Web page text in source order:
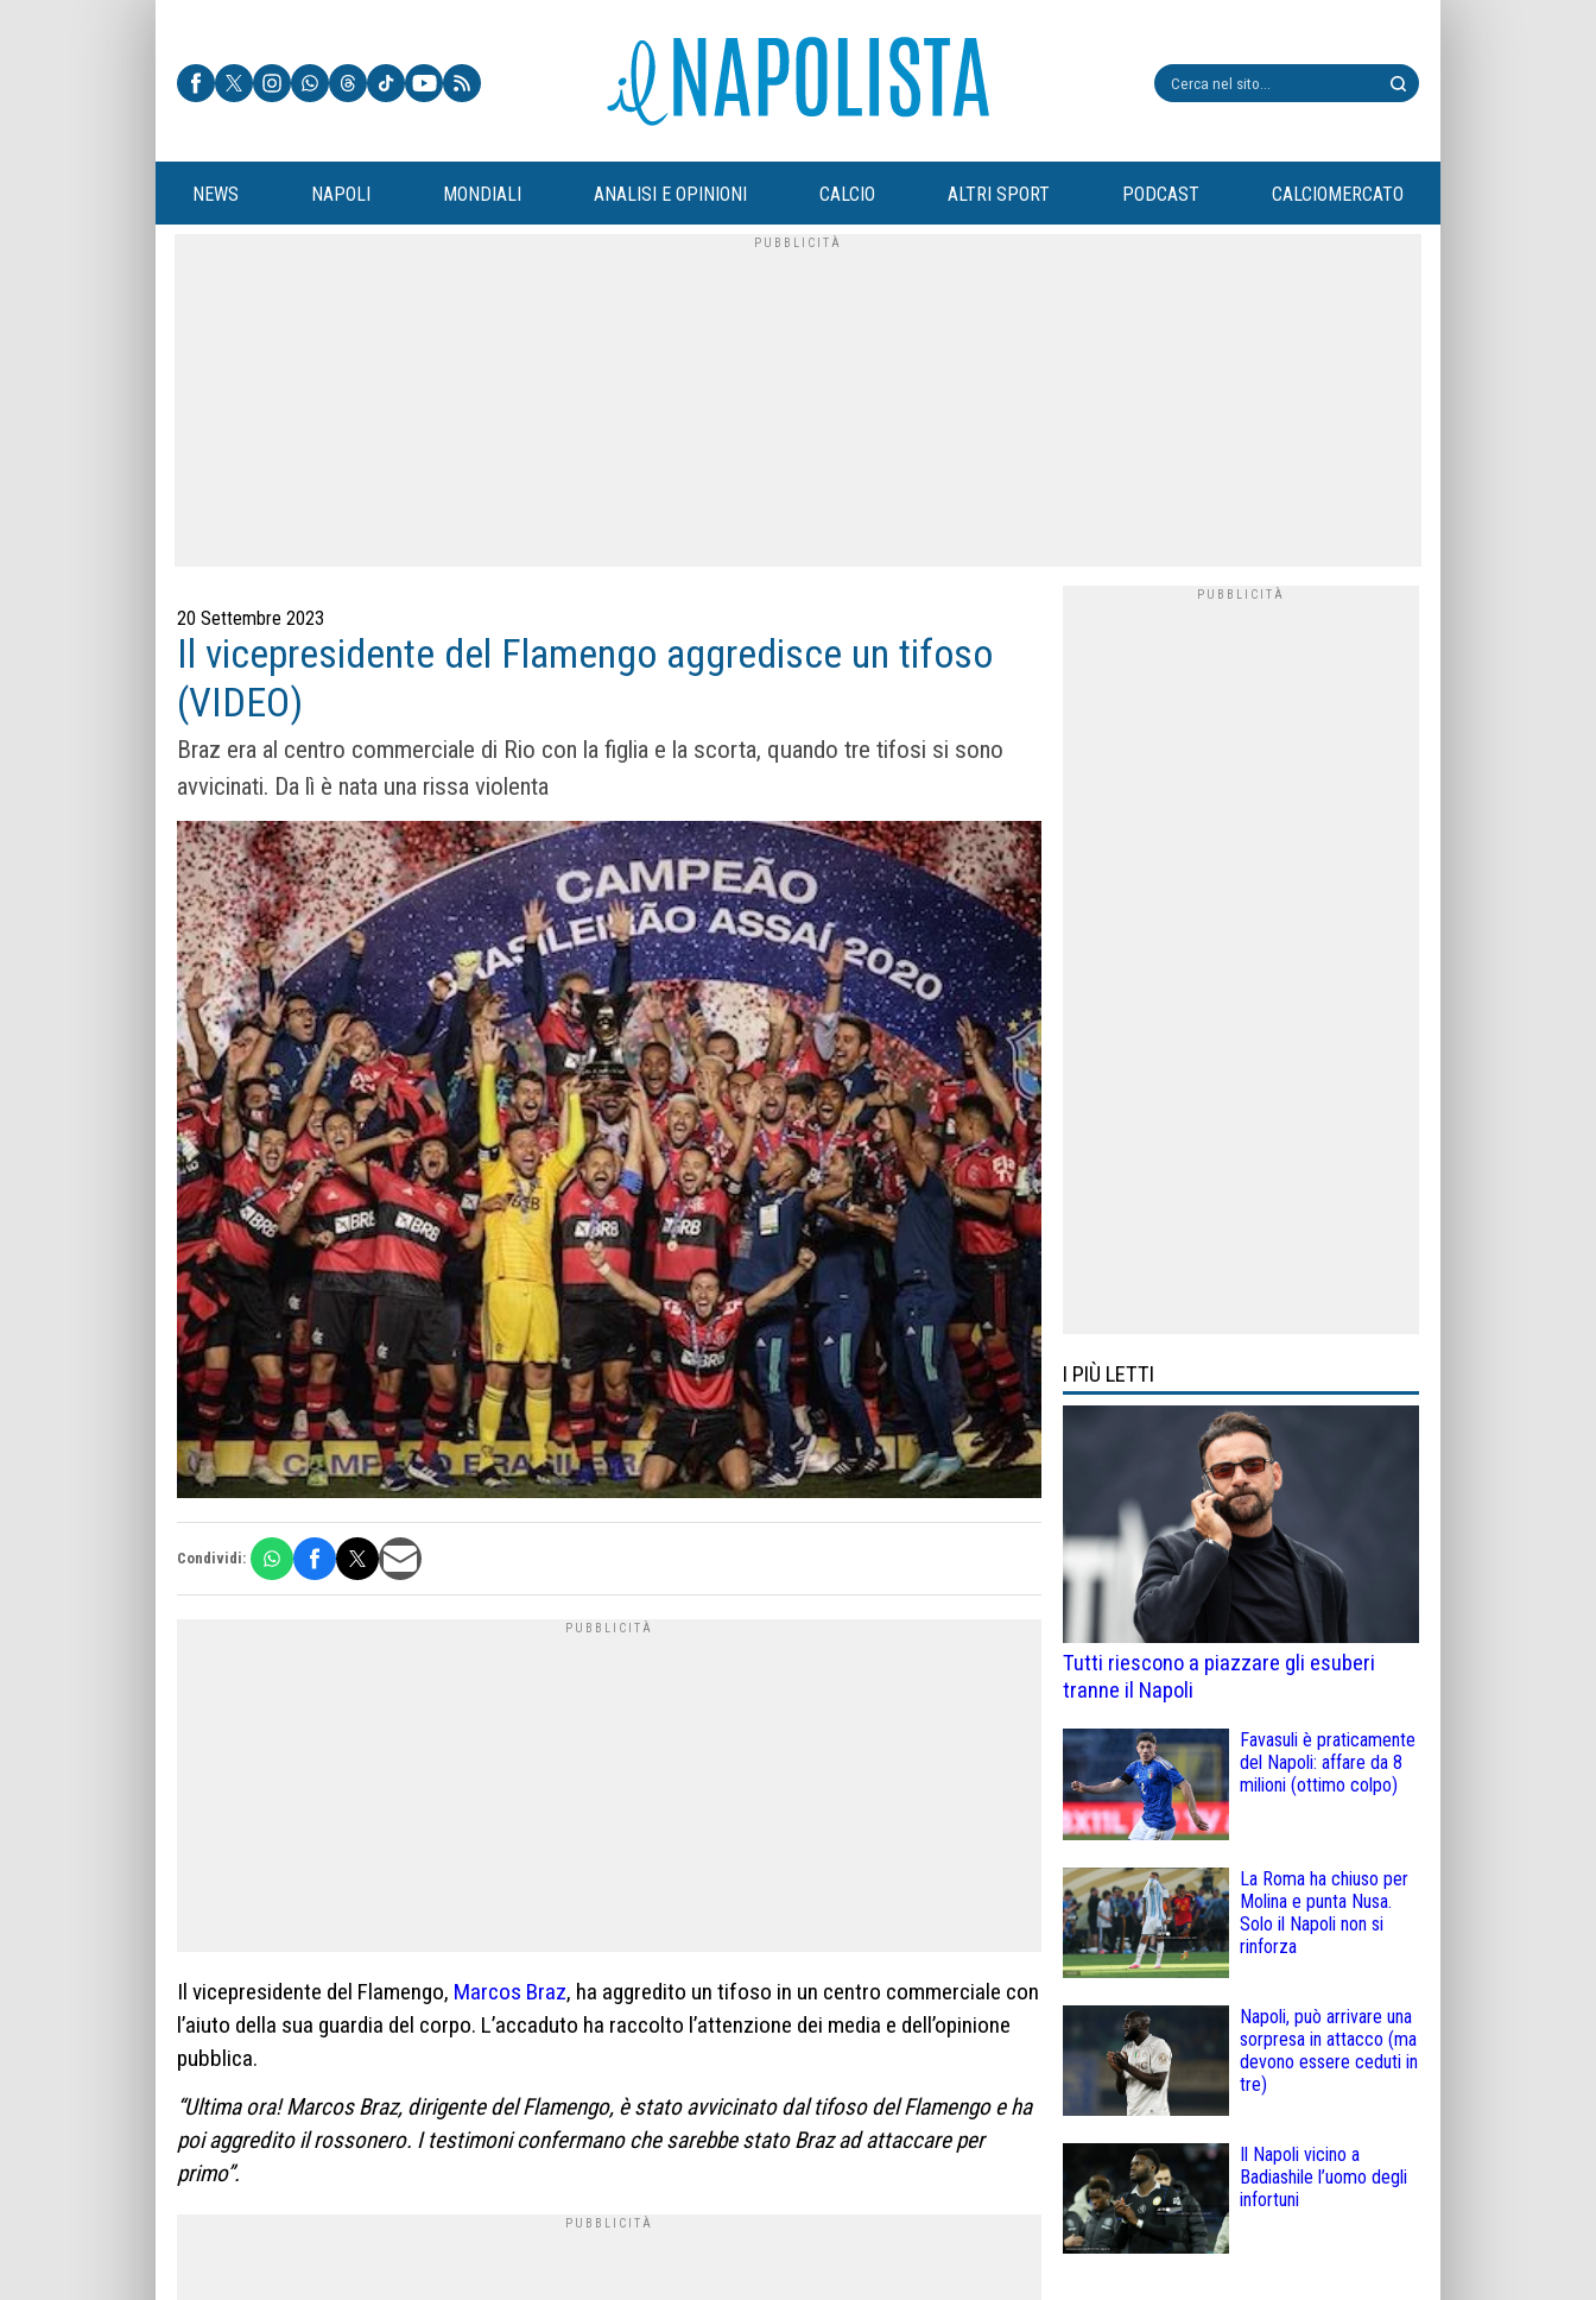
NEWS NAPOLI MONDIALI ANALISI E OPINIONI CALCIO ALTRI SPORT PODCAST CALCIOMERCATO
20 Settembre 2023
Il vicepresidente del Flamengo aggredisce un tifoso
(VIDEO)
Braz era al centro commerciale di Rio con la figlia e la scorta, quando tre tifosi si sono
avvicinati. Da lì è nata una rissa violenta
Condividi:
Il vicepresidente del Flamengo, Marcos Braz, ha aggredito un tifoso in un centro commerciale con
l’aiuto della sua guardia del corpo. L’accaduto ha raccolto l’attenzione dei media e dell’opinione
pubblica.
“Ultima ora! Marcos Braz, dirigente del Flamengo, è stato avvicinato dal tifoso del Flamengo e ha
poi aggredito il rossonero. I testimoni confermano che sarebbe stato Braz ad attaccare per
primo”.
I PIÙ LETTI
Tutti riescono a piazzare gli esuberi
tranne il Napoli
Favasuli è praticamente
del Napoli: affare da 8
milioni (ottimo colpo)
La Roma ha chiuso per
Molina e punta Nusa.
Solo il Napoli non si
rinforza
Napoli, può arrivare una
sorpresa in attacco (ma
devono essere ceduti in
tre)
Il Napoli vicino a
Badiashile l’uomo degli
infortuni